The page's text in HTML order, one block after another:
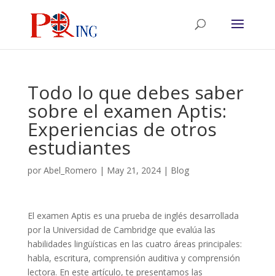
Todo lo que debes saber
sobre el examen Aptis:
Experiencias de otros
estudiantes
por Abel_Romero | May 21, 2024| Blog
El examen Aptis es una prueba de inglés desarrollada
por la Universidad de Cambridge que evalúa las
habilidades lingüísticas en las cuatro áreas principales:
habla, escritura, comprensión auditiva y comprensión
lectora. En este artículo, te presentamos las